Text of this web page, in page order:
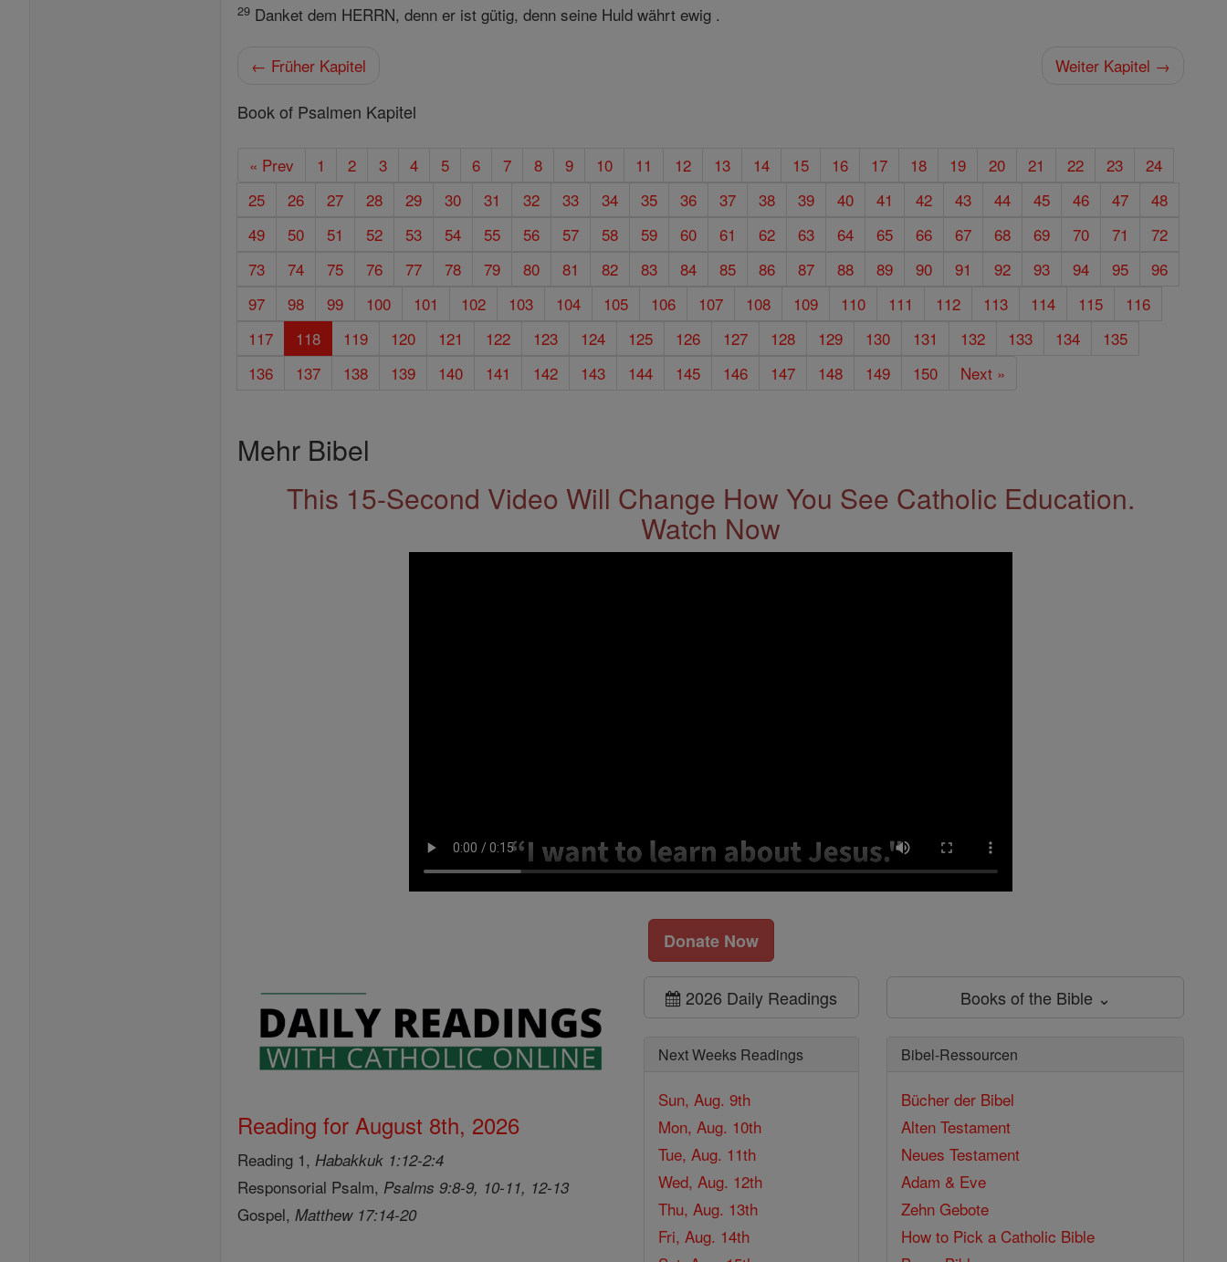
29 Danket dem HERRN, denn er ist gütig, denn seine Huld währt ewig .
← Früher Kapitel Weiter Kapitel →
Book of Psalmen Kapitel
« Prev 1 2 3 4 5 6 7 8 9 10 11 12 13 14 15 16 17 18 19 20 21 22 23
24
25
26 27 28 29 30 31 32 33 34 35 36 37 38 39 40 41 42 43 44 45 46 47
48
49
50 51 52 53 54 55 56 57 58 59 60 61 62 63 64 65 66 67 68 69 70 71
72
73
74 75 76 77 78 79 80 81 82 83 84 85 86 87 88 89 90 91 92 93 94 95
96
97
98 99 100 101 102 103 104 105 106 107 108 109 110 111 112 113 114 115
116
117
118 119 120 121 122 123 124 125 126 127 128 129 130 131 132 133 134
135
136
137 138 139 140 141 142 143 144 145 146 147 148 149 150 Next »
Mehr Bibel
This 15-Second Video Will Change How You See Catholic Education.
Watch Now
Donate Now
Reading for August 8th, 2026
Reading 1, Habakkuk 1:12-2:4
Responsorial Psalm, Psalms 9:8-9, 10-11, 12-13
Gospel,Matthew 17:14-20
2026 Daily Readings
Next Weeks Readings
Sun, Aug. 9th
Mon, Aug. 10th
Tue, Aug. 11th
Wed, Aug. 12th
Thu, Aug. 13th
Fri, Aug. 14th
Books of the Bible ⌄
Bibel-Ressourcen
Bücher der Bibel
Alten Testament
Neues Testament
Adam & Eve
Zehn Gebote
How to Pick a Catholic Bible